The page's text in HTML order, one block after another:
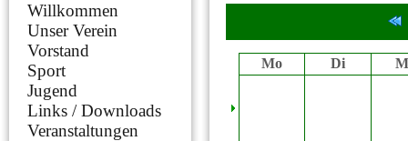
Willkommen
Unser Verein
Vorstand
Sport
Jugend
Links / Downloads
Veranstaltungen
Mo Di